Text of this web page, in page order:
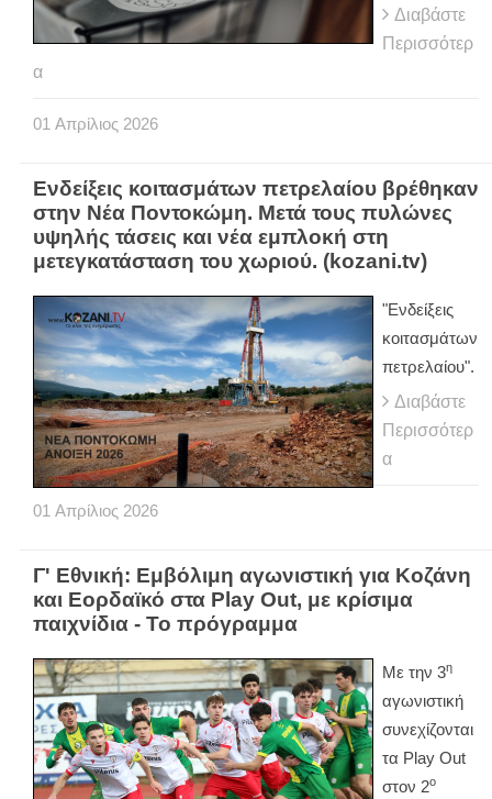
Διαβάστε
Περισσότερ
α
01 Απρίλιος 2026
Ενδείξεις κοιτασμάτων πετρελαίου βρέθηκαν
στην Νέα Ποντοκώμη. Μετά τους πυλώνες
υψηλής τάσεις και νέα εμπλοκή στη
μετεγκατάσταση του χωριού. (kozani.tv)
"Ενδείξεις
κοιτασμάτων
πετρελαίου".
Διαβάστε
Περισσότερ
α
01 Απρίλιος 2026
Γ' Εθνική: Εμβόλιμη αγωνιστική για Κοζάνη
και Εορδαϊκό στα Play Out, με κρίσιμα
παιχνίδια - Το πρόγραμμα
Με την 3η
αγωνιστική
συνεχίζονται
τα Play Out
στον 2ο